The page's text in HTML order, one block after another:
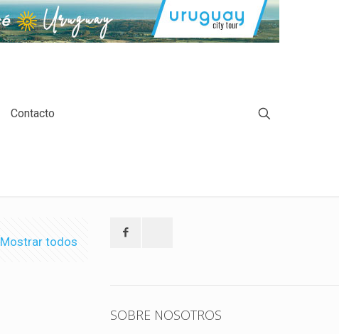
Contacto
Mostrar todos
SOBRE NOSOTROS